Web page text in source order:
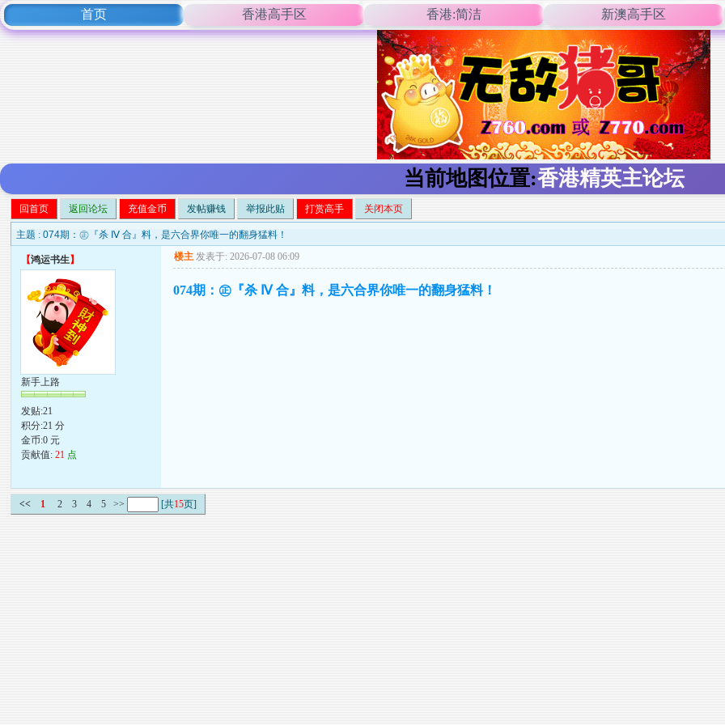
首页 香港高手区 香港:简洁 新澳高手区
当前地图位置:香港精英主论坛
回首页 返回论坛 充值金币 发帖赚钱 举报此贴 打赏高手 关闭本页
主题 :074期：㊣『杀 Ⅳ 合』料，是六合界你唯一的翻身猛料！
【鸿运书生】
新手上路
发贴:21
积分:21 分
金币:0 元
贡献值:21 点
楼主 发表于: 2026-07-08 06:09
074期：㊣『杀 Ⅳ 合』料，是六合界你唯一的翻身猛料！
<< 1 2 3 4 5 >> [共15页]